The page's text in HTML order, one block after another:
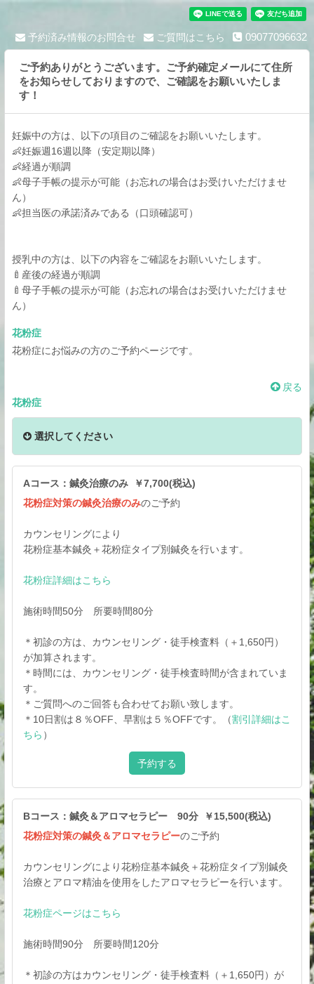
予約済み情報のお問合せ ご質問はこちら 09077096632
ご予約ありがとうございます。ご予約確定メールにて住所
をお知らせしておりますので、ご確認をお願いいたしま
す！
妊娠中の方は、以下の項目のご確認をお願いいたします。
👶妊娠週16週以降（安定期以降）
👶経過が順調
👶母子手帳の提示が可能（お忘れの場合はお受けいただけませ
ん）
👶担当医の承諾済みである（口頭確認可）
授乳中の方は、以下の内容をご確認をお願いいたします。
🍼産後の経過が順調
🍼母子手帳の提示が可能（お忘れの場合はお受けいただけませ
ん）
花粉症
花粉症にお悩みの方のご予約ページです。
戻る
花粉症
選択してください
Aコース：鍼灸治療のみ ￥7,700(税込)
花粉症対策の鍼灸治療のみのご予約
カウンセリングにより
花粉症基本鍼灸＋花粉症タイプ別鍼灸を行います。
花粉症詳細はこちら
施術時間50分 所要時間80分
＊初診の方は、カウンセリング・徒手検査料（＋1,650円）
が加算されます。
＊時間には、カウンセリング・徒手検査時間が含まれていま
す。
＊ご質問へのご回答も合わせてお願い致します。
＊10日割は８％OFF、早割は５％OFFです。（割引詳細はこ
ちら ）
予約する
Bコース：鍼灸＆アロマセラピー 90分 ￥15,500(税込)
花粉症対策の鍼灸＆アロマセラピーのご予約
カウンセリングにより花粉症基本鍼灸＋花粉症タイプ別鍼灸
治療とアロマ精油を使用をしたアロマセラピーを行います。
花粉症ページはこちら
施術時間90分 所要時間120分
＊初診の方はカウンセリング・徒手検査料（＋1,650円）が